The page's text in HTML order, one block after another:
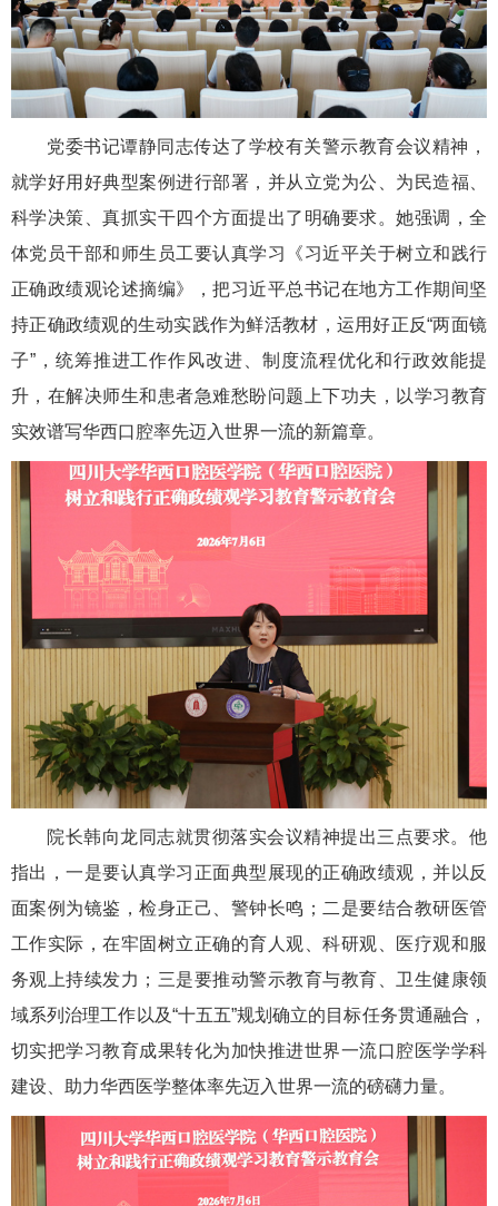
党委书记谭静同志传达了学校有关警示教育会议精神，
就学好用好典型案例进行部署，并从立党为公、为民造福、
科学决策、真抓实干四个方面提出了明确要求。她强调，全
体党员干部和师生员工要认真学习《习近平关于树立和践行
正确政绩观论述摘编》，把习近平总书记在地方工作期间坚
持正确政绩观的生动实践作为鲜活教材，运用好正反“两面镜
子”，统筹推进工作作风改进、制度流程优化和行政效能提
升，在解决师生和患者急难愁盼问题上下功夫，以学习教育
实效谱写华西口腔率先迈入世界一流的新篇章。
院长韩向龙同志就贯彻落实会议精神提出三点要求。他
指出，一是要认真学习正面典型展现的正确政绩观，并以反
面案例为镜鉴，检身正己、警钟长鸣；二是要结合教研医管
工作实际，在牢固树立正确的育人观、科研观、医疗观和服
务观上持续发力；三是要推动警示教育与教育、卫生健康领
域系列治理工作以及“十五五”规划确立的目标任务贯通融合，
切实把学习教育成果转化为加快推进世界一流口腔医学学科
建设、助力华西医学整体率先迈入世界一流的磅礴力量。